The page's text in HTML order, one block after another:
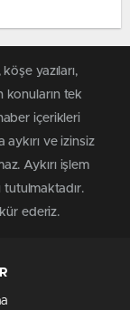
yazıları,
konuların tek
içerikleri
aykırı ve izinsiz
Aykırı işlem
tutulmaktadır.
ederiz.